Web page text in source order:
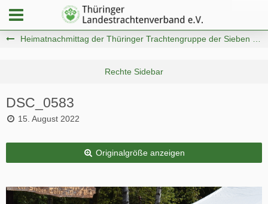
DSC_0583
15. August 2022
Originalgröße anzeigen